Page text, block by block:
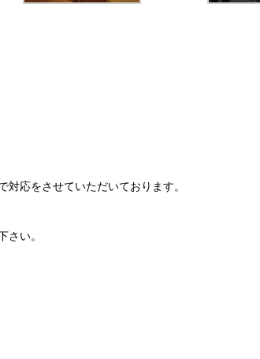
応をさせていただいております。
い。